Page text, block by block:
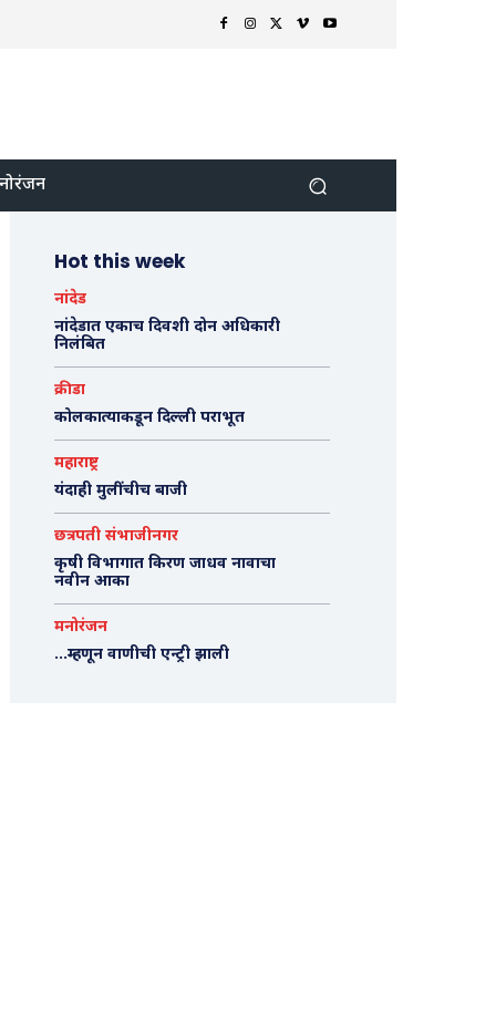
Hot this week
नांदेड
नांदेडात एकाच दिवशी दोन अधिकारी
निलंबित
क्रीडा
कोलकात्याकडून दिल्ली पराभूत
महाराष्ट्र
यंदाही मुलींचीच बाजी
छत्रपती संभाजीनगर
कृषी विभागात किरण जाधव नावाचा
नवीन आका
मनोरंजन
…म्हणून वाणीची एन्ट्री झाली